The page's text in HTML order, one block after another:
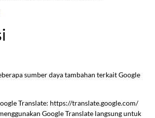
sumber daya tambahan terkait Google
Translate: https://translate.google.com/
Google Translate langsung untuk